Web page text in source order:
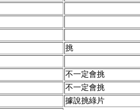
挑
不一定會挑
不一定會挑
據說挑綠片